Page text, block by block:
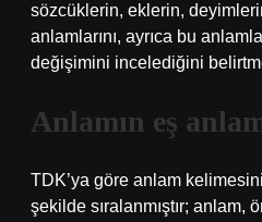
sözcüklerin, eklerin,
anlamlarını, ayrıca bu
değişimini incelediğini
Anlamın eş
TDK’ya göre anlam
şekilde sıralanmıştır; anlam,